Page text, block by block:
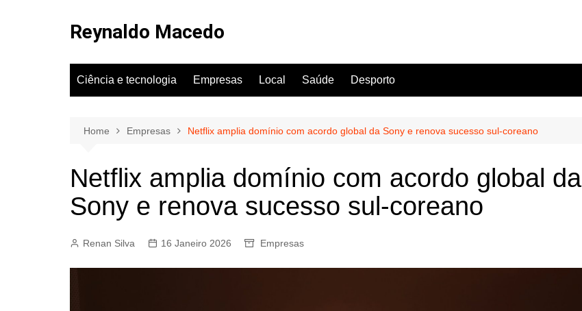
Reynaldo Macedo
Ciência e tecnologia Empresas Local Saúde Desporto
Home Empresas Netflix amplia domínio com acordo global da Sony e renova sucesso sul-coreano
Netflix amplia domínio com acordo global da
Sony e renova sucesso sul-coreano
Renan Silva 16 Janeiro 2026 Empresas